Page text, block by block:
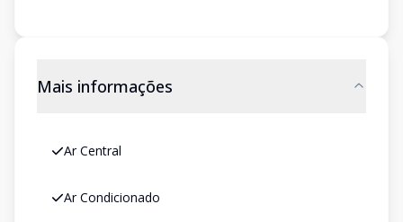
Mais informações
Ar Central
Ar Condicionado